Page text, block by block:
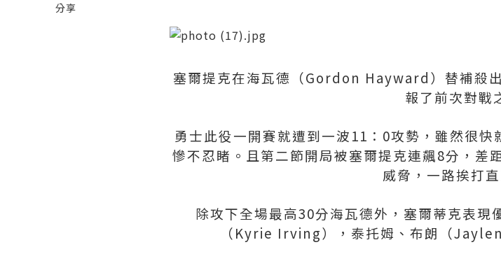
塞爾提克在海瓦德（Gordon Hayward）替補殺
報了前次對戰
勇士此役一開賽就遭到一波11：0攻勢，雖然很
慘不忍睹。且第二節開局被塞爾提克連飆8分，差
威脅，一路挨打
除攻下全場最高30分海瓦德外，塞爾蒂克表現
（Kyrie Irving），泰托姆、布朗（
分享